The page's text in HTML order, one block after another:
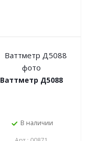
Ваттметр Д5088
В наличии